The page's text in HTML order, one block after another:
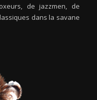
de jazzmen, de
dans la savane